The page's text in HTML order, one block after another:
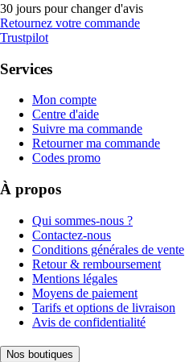
30 jours pour changer d'avis
Retournez votre commande
Trustpilot
Services
Mon compte
Centre d'aide
Suivre ma commande
Retourner ma commande
Codes promo
À propos
Qui sommes-nous ?
Contactez-nous
Conditions générales de vente
Retour & remboursement
Mentions légales
Moyens de paiement
Tarifs et options de livraison
Avis de confidentialité
Nos boutiques